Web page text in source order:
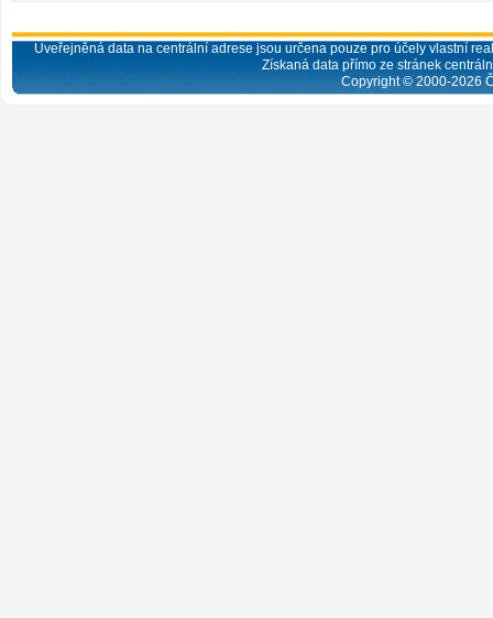
Uveřejněná data na centrální adrese jsou určena pouze pro účely vlastní
Získaná data přímo ze stránek
Copyright © 2000-2026